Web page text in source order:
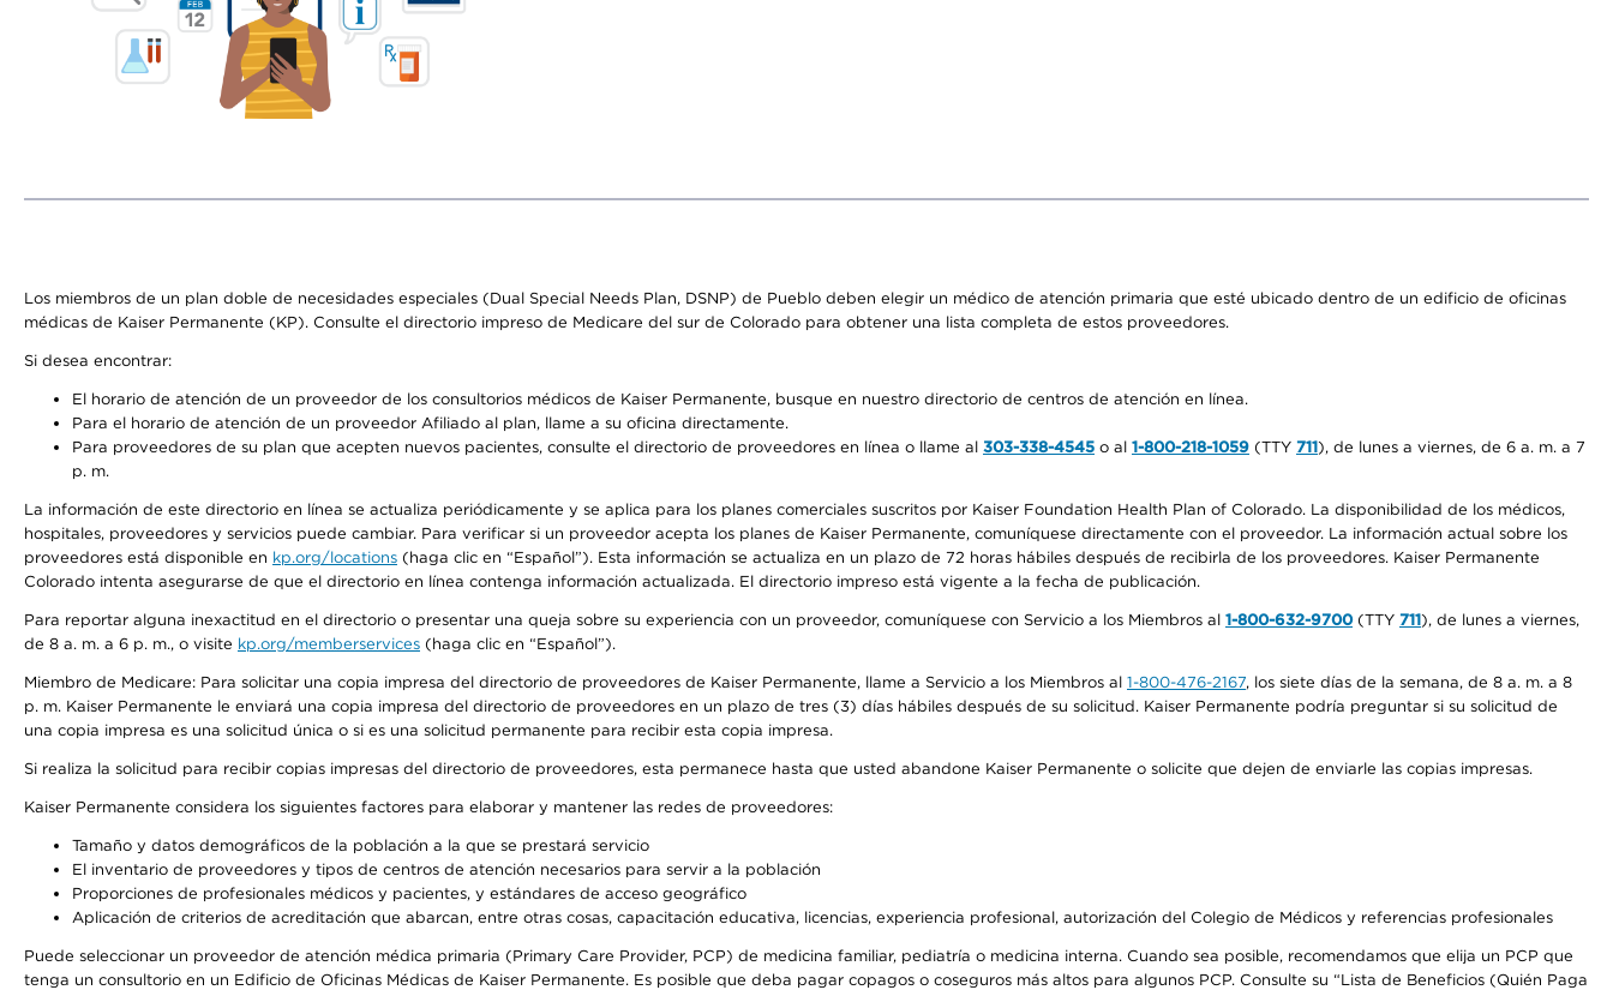
Los miembros de un plan doble de necesidades especiales (Dual Special Needs Plan, DSNP) de Pueblo deben elegir un médico de atención primaria que esté ubicado dentro de un edificio de oficinas
médicas de Kaiser Permanente (KP). Consulte el directorio impreso de Medicare del sur de Colorado para obtener una lista completa de estos proveedores.
Si desea encontrar:
El horario de atención de un proveedor de los consultorios médicos de Kaiser Permanente, busque en nuestro directorio de centros de atención en línea.
Para el horario de atención de un proveedor Afiliado al plan, llame a su oficina directamente.
Para proveedores de su plan que acepten nuevos pacientes, consulte el directorio de proveedores en línea o llame al 303-338-4545 o al 1-800-218-1059 (TTY 711), de lunes a viernes, de 6 a. m. a 7
p. m.
La información de este directorio en línea se actualiza periódicamente y se aplica para los planes comerciales suscritos por Kaiser Foundation Health Plan of Colorado. La disponibilidad de los médicos,
hospitales, proveedores y servicios puede cambiar. Para verificar si un proveedor acepta los planes de Kaiser Permanente, comuníquese directamente con el proveedor. La información actual sobre los
proveedores está disponible en kp.org/locations (haga clic en “Español”). Esta información se actualiza en un plazo de 72 horas hábiles después de recibirla de los proveedores. Kaiser Permanente
Colorado intenta asegurarse de que el directorio en línea contenga información actualizada. El directorio impreso está vigente a la fecha de publicación.
Para reportar alguna inexactitud en el directorio o presentar una queja sobre su experiencia con un proveedor, comuníquese con Servicio a los Miembros al 1-800-632-9700(TTY 711), de lunes a viernes,
de 8 a. m. a 6 p. m., o visite kp.org/memberservices (haga clic en “Español”).
Miembro de Medicare: Para solicitar una copia impresa del directorio de proveedores de Kaiser Permanente, llame a Servicio a los Miembros al 1-800-476-2167, los siete días de la semana, de 8 a. m. a 8
p. m. Kaiser Permanente le enviará una copia impresa del directorio de proveedores en un plazo de tres (3) días hábiles después de su solicitud. Kaiser Permanente podría preguntar si su solicitud de
una copia impresa es una solicitud única o si es una solicitud permanente para recibir esta copia impresa.
Si realiza la solicitud para recibir copias impresas del directorio de proveedores, esta permanece hasta que usted abandone Kaiser Permanente o solicite que dejen de enviarle las copias impresas.
Kaiser Permanente considera los siguientes factores para elaborar y mantener las redes de proveedores:
Tamaño y datos demográficos de la población a la que se prestará servicio
El inventario de proveedores y tipos de centros de atención necesarios para servir a la población
Proporciones de profesionales médicos y pacientes, y estándares de acceso geográfico
Aplicación de criterios de acreditación que abarcan, entre otras cosas, capacitación educativa, licencias, experiencia profesional, autorización del Colegio de Médicos y referencias profesionales
Puede seleccionar un proveedor de atención médica primaria (Primary Care Provider, PCP) de medicina familiar, pediatría o medicina interna. Cuando sea posible, recomendamos que elija un PCP que
tenga un consultorio en un Edificio de Oficinas Médicas de Kaiser Permanente. Es posible que deba pagar copagos o coseguros más altos para algunos PCP. Consulte su “Lista de Beneficios (Quién Paga